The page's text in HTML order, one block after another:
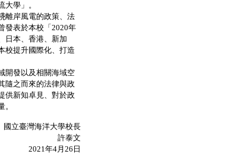
學」。
離岸風電的政策、法
發表於本校「2020年
日本、香港、新加
校提升國際化、打造
開發以及相關海域空
隨之而來的法律與政
供新知卓見、對於政
國立臺灣海洋大學校長
許泰文
2021年4月26日